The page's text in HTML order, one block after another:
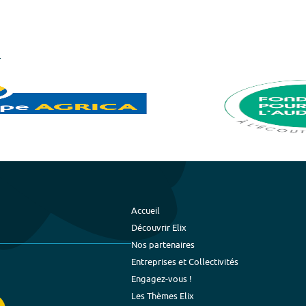
Accueil
Découvrir Elix
Nos partenaires
Entreprises et Collectivités
Engagez-vous !
Les Thèmes Elix